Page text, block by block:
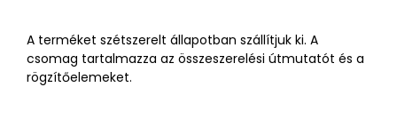
A terméket szétszerelt állapotban szállítjuk ki. A
csomag tartalmazza az összeszerelési útmutatót és a
rögzítőelemeket.